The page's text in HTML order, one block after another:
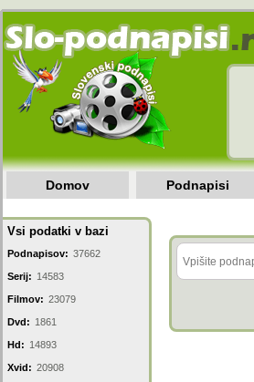
Domov Podnapisi
Vsi podatki v bazi
Podnapisov: 37662
Serij: 14583
Filmov: 23079
Dvd: 1861
Hd: 14893
Xvid: 20908